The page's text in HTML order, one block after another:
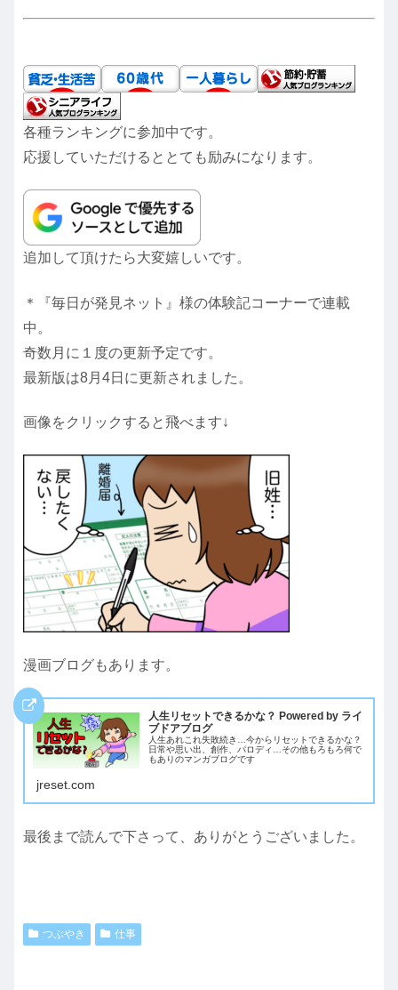
各種ランキングに参加中です。
応援していただけるととても励みになります。
追加して頂けたら大変嬉しいです。
＊『毎日が発見ネット』様の体験記コーナーで連載
中。
奇数月に１度の更新予定です。
最新版は8月4日に更新されました。
画像をクリックすると飛べます↓
漫画ブログもあります。
人生リセットできるかな？ Powered by ライ
ブドアブログ
人生あれこれ失敗続き…今からリセットできるかな？
日常や思い出、創作、パロディ…その他もろもろ何で
もありのマンガブログです
jreset.com
最後まで読んで下さって、ありがとうございました。
つぶやき 仕事